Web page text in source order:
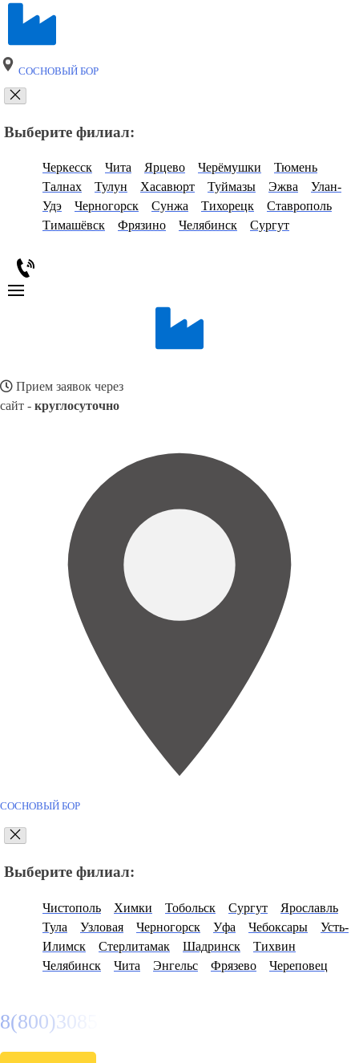
СОСНОВЫЙ БОР
Выберите филиал:
Черкесск Чита Ярцево Черёмушки
Тюмень
Талнах
Тулун Хасавюрт Туймазы Эжва
Улан-
Удэ
Черногорск Сунжа Тихорецк
Ставрополь
Тимашёвск
Фрязино Челябинск Сургут
Прием заявок через
сайт - круглосуточно
СОСНОВЫЙ БОР
Выберите филиал:
Чистополь Химки Тобольск Сургут
Ярославль
Тула
Узловая Черногорск Уфа Чебоксары
Усть-
Илимск
Стерлитамак Шадринск
Тихвин
Челябинск
Чита Энгельс Фрязево Череповец
8(800)3085303